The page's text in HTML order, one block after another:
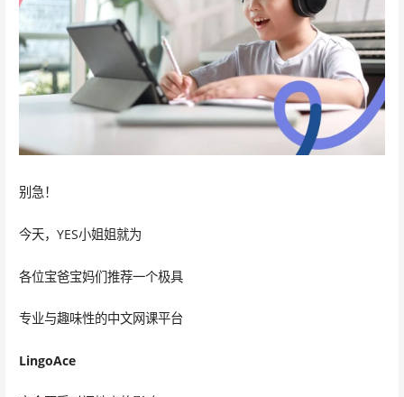
别急！
今天，YES小姐姐就为
各位宝爸宝妈们推荐一个极具
专业与趣味性的中文网课平台
LingoAce